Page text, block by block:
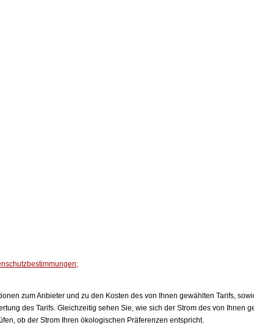
zum Anbieter und zu den Kosten des von Ihnen gewählten Tarifs,
des Tarifs. Gleichzeitig sehen Sie, wie sich der Strom des von Ihnen
ob der Strom Ihren ökologischen Präferenzen entspricht.